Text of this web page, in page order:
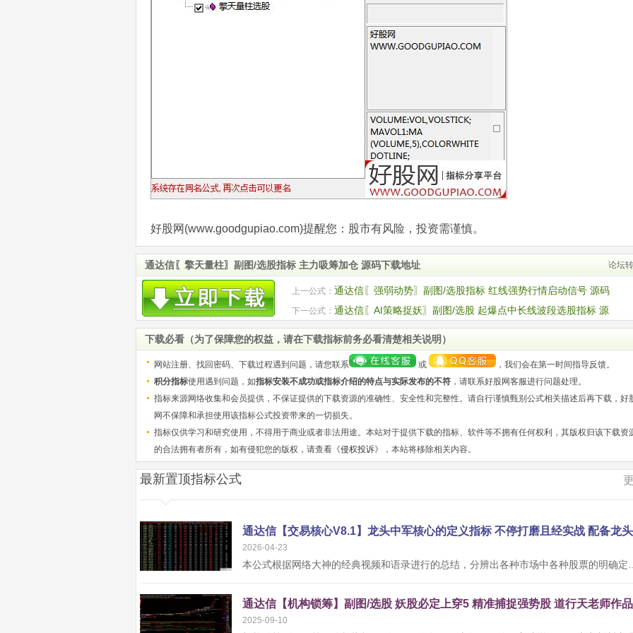
好股网(www.goodgupiao.com)提醒您：股市有风险，投资需谨慎。
通达信〖擎天量柱〗副图/选股指标 主力吸筹加仓 源码下载地址 论坛
上一公式： 通达信〖强弱动势〗副图/选股指标 红线强势行情启动信号 源码
下一公式： 通达信〖AI策略捉妖〗副图/选股 起爆点中长线波段选股指标 源
码
下载必看（为了保障您的权益，请在下载指标前务必看清楚相关说明）
网站注册、找回密码、下载过程遇到问题，请您联系 或
，我们会在第一时间指导反馈。
积分指标使用遇到问题，如指标安装不成功或指标介绍的特点与实际发布的不符 ，请联系好股网客服进行问题处理。
指标来源网络收集和会员提供，不保证提供的下载资源的准确性、安全性和完整性。请自行谨慎甄别公式相关描述后再下载，好
网不保障和承担使用该指标公式投资带来的一切损失。
指标仅供学习和研究使用，不得用于商业或者非法用途。本站对于提供下载的指标、软件等不拥有任何权利，其版权归该下载资
的合法拥有者所有，如有侵犯您的版权，请查看《侵权投诉》，本站将移除相关内容。
最新置顶指标公式
2026-04-23
2025-09-10